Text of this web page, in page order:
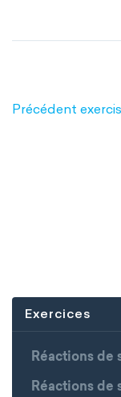
Précédent
Exercices
Réactions de
Réactions